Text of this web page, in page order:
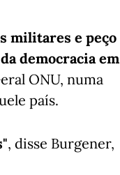
militares e peço
democracia em
ONU, numa
país.
, disse Burgener,